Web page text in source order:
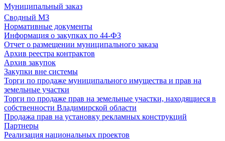
Муниципальный заказ
Сводный МЗ
Нормативные документы
Информация о закупках по 44-ФЗ
Отчет о размещении муниципального заказа
Архив реестра контрактов
Архив закупок
Закупки вне системы
Торги по продаже муниципального имущества и прав на
земельные участки
Торги по продаже прав на земельные участки, находящиеся в
собственности Владимирской области
Продажа прав на установку рекламных конструкций
Партнеры
Реализация национальных проектов